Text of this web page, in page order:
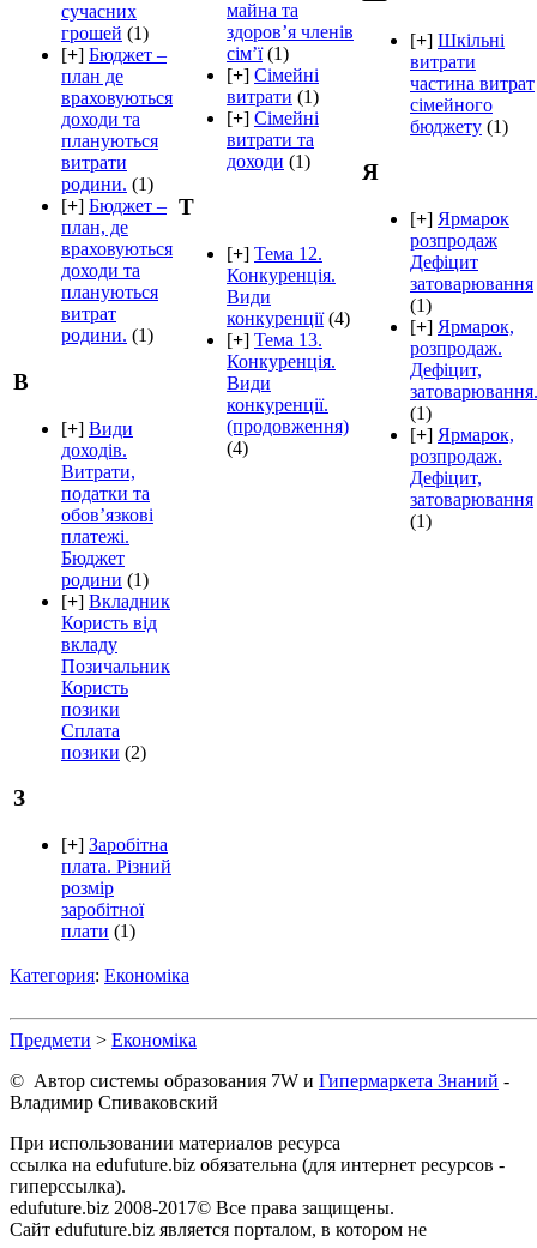
сучасних
грошей (1)
[+] Бюджет –
план де
враховуються
доходи та
плануються
витрати
родини. (1)
[+] Бюджет –
план, де
враховуються
доходи та
плануються
витрат
родини. (1)
В
[+] Види
доходів.
Витрати,
податки та
обов’язкові
платежі.
Бюджет
родини (1)
[+] Вкладник
Користь від
вкладу
Позичальник
Користь
позики
Сплата
позики (2)
З
[+] Заробітна
плата. Різний
розмір
заробітної
плати (1)
майна та
здоров’я членів
сім’ї (1)
[+] Сімейні
витрати (1)
[+] Сімейні
витрати та
доходи (1)
Т
[+] Тема 12.
Конкуренція.
Види
конкуренції (4)
[+] Тема 13.
Конкуренція.
Види
конкуренції.
(продовження)
(4)
[+] Шкільні
витрати
частина витрат
сімейного
бюджету (1)
Я
[+] Ярмарок
розпродаж
Дефіцит
затоварювання
(1)
[+] Ярмарок,
розпродаж.
Дефіцит,
затоварювання.
(1)
[+] Ярмарок,
розпродаж.
Дефіцит,
затоварювання
(1)
Категория: Економіка
Предмети > Економіка
© Автор системы образования 7W и Гипермаркета Знаний -
Владимир Спиваковский
При использовании материалов ресурса
ссылка на edufuture.biz обязательна (для интернет ресурсов -
гиперссылка).
edufuture.biz 2008-2017© Все права защищены.
Сайт edufuture.biz является порталом, в котором не